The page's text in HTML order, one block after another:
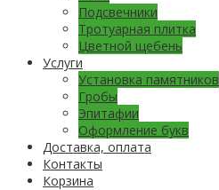
Подсвечники
Тротуарная плитка
Цветной щебень
Услуги
Установка памятников
Гробы
Эпитафии
Оформление букв
Доставка, оплата
Контакты
Корзина